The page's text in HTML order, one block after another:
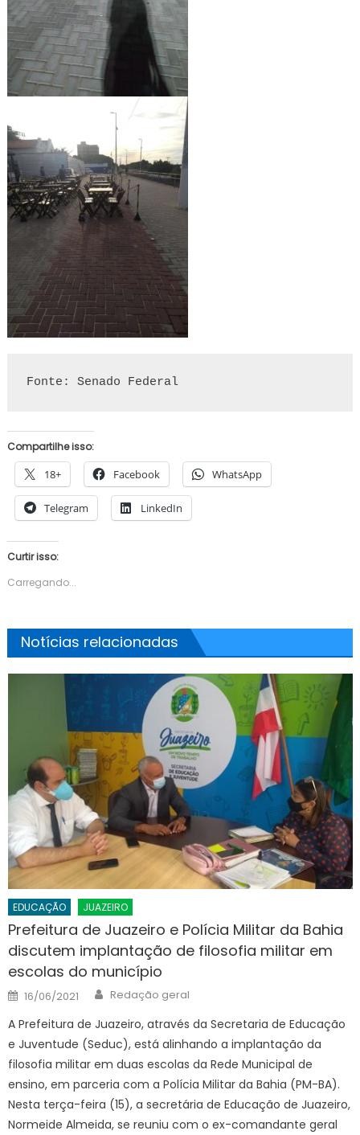
Fonte: Senado Federal
Compartilhe isso:
18+ Facebook WhatsApp
Telegram LinkedIn
Curtir isso:
Carregando...
Notícias relacionadas
EDUCAÇÃO JUAZEIRO
Prefeitura de Juazeiro e Polícia Militar da Bahia
discutem implantação de filosofia militar em
escolas do município
Posted
on
16/06/2021 Author
Redação geral
A Prefeitura de Juazeiro, através da Secretaria de Educação
e Juventude (Seduc), está alinhando a implantação da
filosofia militar em duas escolas da Rede Municipal de
ensino, em parceria com a Polícia Militar da Bahia (PM-BA).
Nesta terça-feira (15), a secretária de Educação de Juazeiro,
Normeide Almeida, se reuniu com o ex-comandante geral